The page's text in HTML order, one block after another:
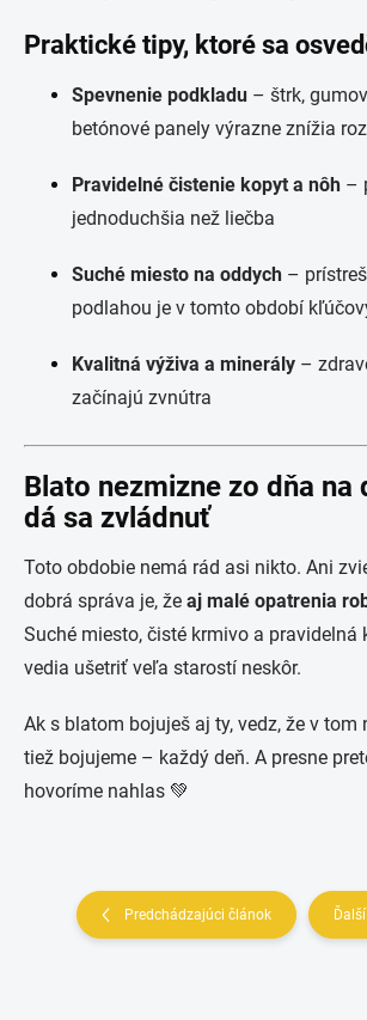
Praktické tipy, ktoré sa
Spevnenie podkladu – štrk,
betónové panely výrazne znížia
Pravidelné čistenie kopyt a nôh –
jednoduchšia než liečba
Suché miesto na oddych –
podlahou je v tomto období
Kvalitná výživa a minerály –
začínajú zvnútra
Blato nezmizne zo dňa na
dá sa zvládnuť
Toto obdobie nemá rád asi nikto. Ani
dobrá správa je, že aj malé opatrenia
Suché miesto, čisté krmivo a pravidelná
vedia ušetriť veľa starostí neskôr.
Ak s blatom bojuješ aj ty, vedz, že v tom
tiež bojujeme – každý deň. A presne
hovoríme nahlas 💚
Predchádzajúci článok